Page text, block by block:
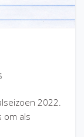
2022.
om als